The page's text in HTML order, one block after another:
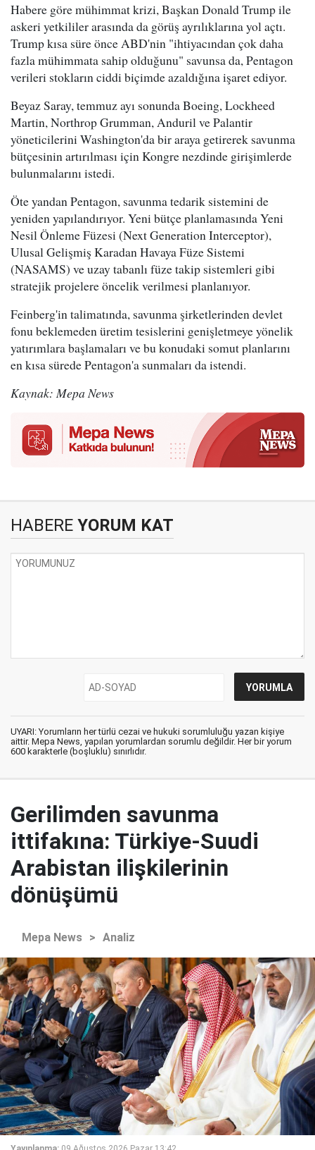
Habere göre mühimmat krizi, Başkan Donald Trump ile
askeri yetkililer arasında da görüş ayrılıklarına yol açtı.
Trump kısa süre önce ABD'nin "ihtiyacından çok daha
fazla mühimmata sahip olduğunu" savunsa da, Pentagon
verileri stokların ciddi biçimde azaldığına işaret ediyor.
Beyaz Saray, temmuz ayı sonunda Boeing, Lockheed
Martin, Northrop Grumman, Anduril ve Palantir
yöneticilerini Washington'da bir araya getirerek savunma
bütçesinin artırılması için Kongre nezdinde girişimlerde
bulunmalarını istedi.
Öte yandan Pentagon, savunma tedarik sistemini de
yeniden yapılandırıyor. Yeni bütçe planlamasında Yeni
Nesil Önleme Füzesi (Next Generation Interceptor),
Ulusal Gelişmiş Karadan Havaya Füze Sistemi
(NASAMS) ve uzay tabanlı füze takip sistemleri gibi
stratejik projelere öncelik verilmesi planlanıyor.
Feinberg'in talimatında, savunma şirketlerinden devlet
fonu beklemeden üretim tesislerini genişletmeye yönelik
yatırımlara başlamaları ve bu konudaki somut planlarını
en kısa sürede Pentagon'a sunmaları da istendi.
Kaynak: Mepa News
HABERE YORUM KAT
UYARI: Yorumların her türlü cezai ve hukuki sorumluluğu yazan kişiye
aittir. Mepa News, yapılan yorumlardan sorumlu değildir. Her bir yorum
600 karakterle (boşluklu) sınırlıdır.
Gerilimden savunma
ittifakına: Türkiye-Suudi
Arabistan ilişkilerinin
dönüşümü
Mepa News > Analiz